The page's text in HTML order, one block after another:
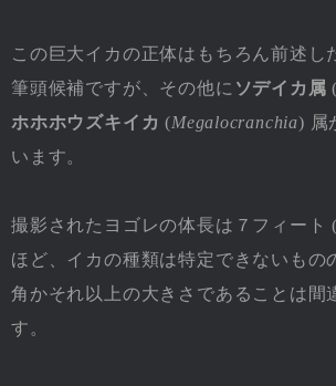
この巨大イカの正体はもちろん前述し
筆頭候補ですが、その他に ソデイカ属 (
ホホホウズキイカ (Megalocranchia) 属
います。
撮影されたヨゴレの体長は７フィート
ほど、イカの種類は特定できないもの
角かそれ以上の大きさであることは間
す。